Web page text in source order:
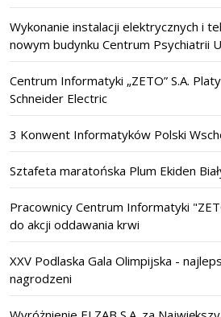
Wykonanie instalacji elektrycznych i
nowym budynku Centrum Psychiatrii
Centrum Informatyki „ZETO” S.A.
Schneider Electric
3 Konwent Informatyków Polski
Sztafeta maratońska Plum Ekiden
Pracownicy Centrum Informatyki
do akcji oddawania krwi
XXV Podlaska Gala Olimpijska -
nagrodzeni